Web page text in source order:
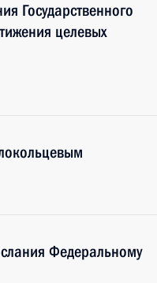
Государственного
целевых
Федеральному